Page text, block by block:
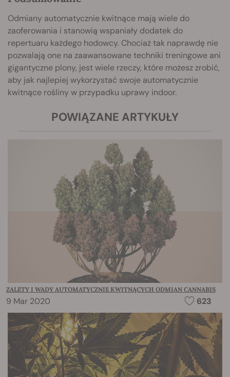
Odmiany automatycznie kwitnące mają wiele do
zaoferowania i stanowią wspaniały dodatek do
repertuaru każdego hodowcy. Chociaż tak naprawdę nie
pozwalają one na zaawansowane techniki treningowe ani
gigantyczne plony, jest wiele rzeczy, które możesz zrobić,
aby jak najlepiej wykorzystać swoje automatycznie
kwitnące rośliny w przypadku uprawy indoor.
POWIĄZANE ARTYKUŁY
ZALETY I WADY AUTOMATYCZNIE KWITNĄCYCH ODMIAN CANNABIS
9 Mar 2020 623